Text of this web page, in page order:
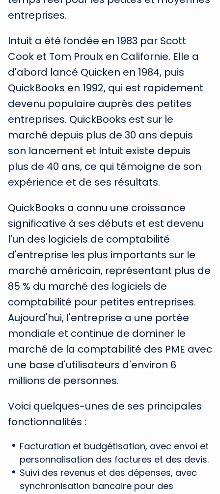
entreprises.
Intuit a été fondée en 1983 par Scott
Cook et Tom Proulx en Californie. Elle a
d'abord lancé Quicken en 1984, puis
QuickBooks en 1992, qui est rapidement
devenu populaire auprès des petites
entreprises. QuickBooks est sur le
marché depuis plus de 30 ans depuis
son lancement et Intuit existe depuis
plus de 40 ans, ce qui témoigne de son
expérience et de ses résultats.
QuickBooks a connu une croissance
significative à ses débuts et est devenu
l'un des logiciels de comptabilité
d'entreprise les plus importants sur le
marché américain, représentant plus de
85 % du marché des logiciels de
comptabilité pour petites entreprises.
Aujourd'hui, l'entreprise a une portée
mondiale et continue de dominer le
marché de la comptabilité des PME avec
une base d'utilisateurs d'environ 6
millions de personnes.
Voici quelques-unes de ses principales
fonctionnalités :
Facturation et budgétisation, avec envoi et
personnalisation des factures et des devis.
Suivi des revenus et des dépenses, avec
synchronisation bancaire pour des